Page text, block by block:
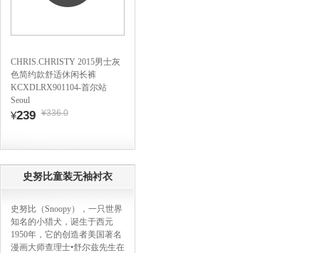
CHRIS.CHRISTY 2015男士灰
色简约款舒适休闲长裤
KCXDLRX901104-首尔站
Seoul
¥239 ¥336.0
史努比童装无袖衬衣
史努比（Snoopy），一只世界
知名的小猎犬，诞生于西元
1950年，它的创造者美国著名
漫画大师查理士•舒尔兹先生在